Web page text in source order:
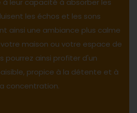
à leur capacité à absorber les
les échos et les sons
ainsi une ambiance plus calme
maison ou votre espace de
pourrez ainsi profiter d'un
propice à la détente et à
concentration.